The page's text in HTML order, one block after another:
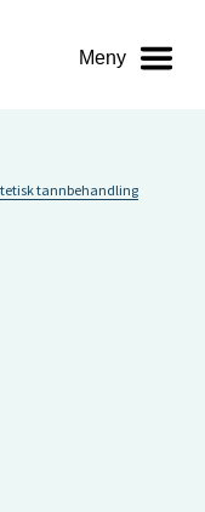
Meny
tannbehandling